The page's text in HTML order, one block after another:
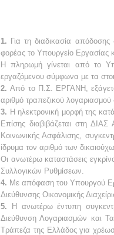
1. Για τη διαδικασία
φορέας το Υπουργείο Εργασίας
Η πληρωμή γίνεται από το
εργαζόμενου σύμφωνα με τα
2.Από το Π.Σ. ΕΡΓΑΝΗ,
αριθμό τραπεζικού
3. Η ηλεκτρονική μορφή της
Επίσης διαβιβάζεται στη
Κοινωνικής Ασφάλισης,
ίδρυμα τον αριθμό των
Οι ανωτέρω καταστάσεις
Συλλογικών Ρυθμίσεων.
4. Με απόφαση του Υπουργού
Διεύθυνσης Οικονομικής
5. Η ανωτέρω έντυπη
Διεύθυνση Λογαριασμών και
Τράπεζα της Ελλάδος για